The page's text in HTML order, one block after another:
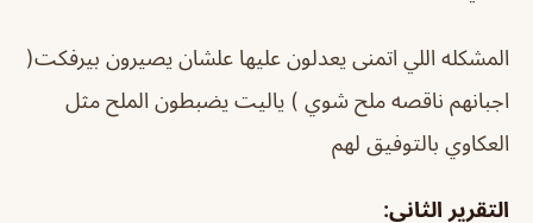
المشكله اللي اتمنى يعدلون عليها علشان يصيرون بيرفكت(
اجبانهم ناقصه ملح شوي ) ياليت يضبطون الملح مثل
العكاوي بالتوفيق لهم
التقرير الثاني: